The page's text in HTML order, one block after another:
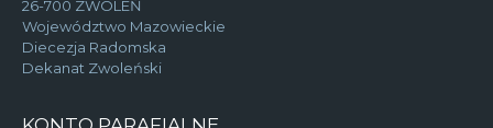
26-700 ZWOLEŃ
Województwo Mazowieckie
Diecezja Radomska
Dekanat Zwoleński